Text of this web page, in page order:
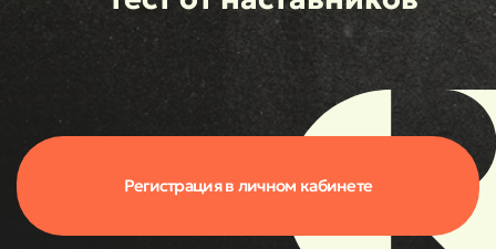
Задачи
Кинолаборатории